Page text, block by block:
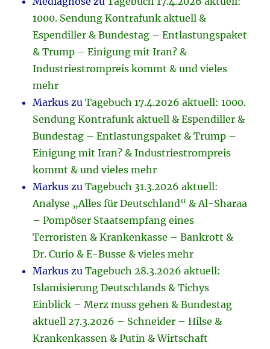
1000. Sendung Kontrafunk aktuell &
Espendiller & Bundestag – Entlastungspaket
& Trump – Einigung mit Iran? &
Industriestrompreis kommt & und vieles
mehr
Markus zuTagebuch 17.4.2026 aktuell: 1000.
Sendung Kontrafunk aktuell & Espendiller &
Bundestag – Entlastungspaket & Trump –
Einigung mit Iran? & Industriestrompreis
kommt & und vieles mehr
Markus zuTagebuch 31.3.2026 aktuell:
Analyse „Alles für Deutschland“ & Al-Sharaa
– Pompöser Staatsempfang eines
Terroristen & Krankenkasse – Bankrott &
Dr. Curio & E-Busse & vieles mehr
Markus zuTagebuch 28.3.2026 aktuell:
Islamisierung Deutschlands & Tichys
Einblick – Merz muss gehen & Bundestag
aktuell 27.3.2026 – Schneider – Hilse &
Krankenkassen & Putin & Wirtschaft